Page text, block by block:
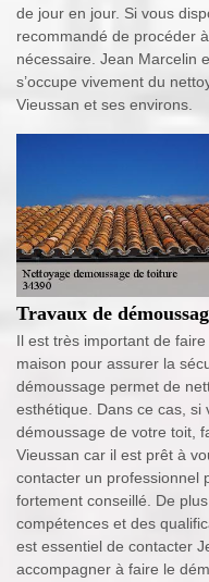
de jour en jour. Si vous
recommandé de procéder
nécessaire. Jean Marcelin
s’occupe vivement du
Vieussan et ses environs.
Travaux de
Il est très important de
maison pour assurer la
démoussage permet de
esthétique. Dans ce cas, si
démoussage de votre toit,
Vieussan car il est prêt à
contacter un professionnel
fortement conseillé. De
compétences et des
est essentiel de contacter
accompagner à faire le